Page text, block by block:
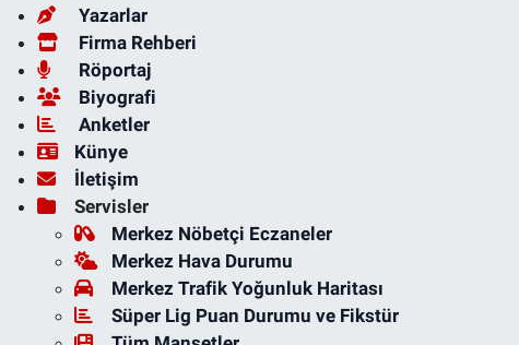
Yazarlar
Firma Rehberi
Röportaj
Biyografi
Anketler
Künye
İletişim
Servisler
Merkez Nöbetçi Eczaneler
Merkez Hava Durumu
Merkez Trafik Yoğunluk Haritası
Süper Lig Puan Durumu ve Fikstür